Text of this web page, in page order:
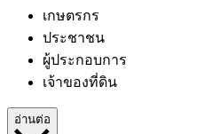
เกษตรกร
ประชาชน
ผู้ประกอบการ
เจ้าของที่ดิน
อ่านต่อ